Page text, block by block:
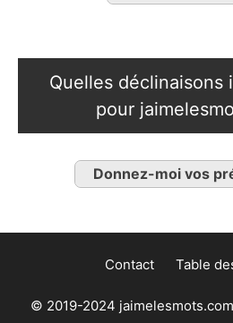
Quelles déclinaisons
pour
Donnez-moi vos
Contact Table
© 2019-2024